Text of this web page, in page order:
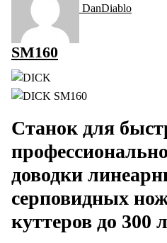
DanDiablo
SM160
Станок для
доводки
серповидных
куттеров до 300 л